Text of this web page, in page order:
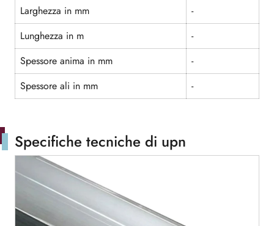
Larghezza in mm
-
Lunghezza in m
-
Spessore anima in mm
-
Spessore ali in mm
-
Specifiche tecniche di upn